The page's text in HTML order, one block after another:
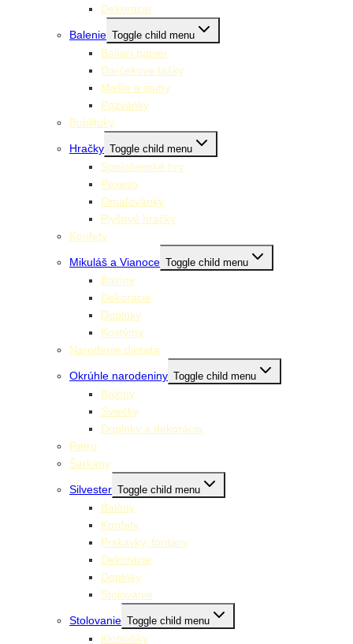
Dekorácie
Balenie Toggle child menu
Baliaci papier
Darčekové tašky
Mašle a stuhy
Pozvánky
Bublifuky
Hračky Toggle child menu
Spoločenské hry
Pexeso
Omaľovánky
Plyšové hračky
Konfety
Mikuláš a Vianoce Toggle child menu
Balóny
Dekorácie
Doplnky
Kostýmy
Narodenie dieťaťa
Okrúhle narodeniny Toggle child menu
Balóny
Sviečky
Doplnky a dekorácie
Retro
Šarkany
Silvester Toggle child menu
Balóny
Konfety
Prskavky, fontány
Dekorácie
Doplnky
Stolovanie
Stolovanie Toggle child menu
Klobúčiky